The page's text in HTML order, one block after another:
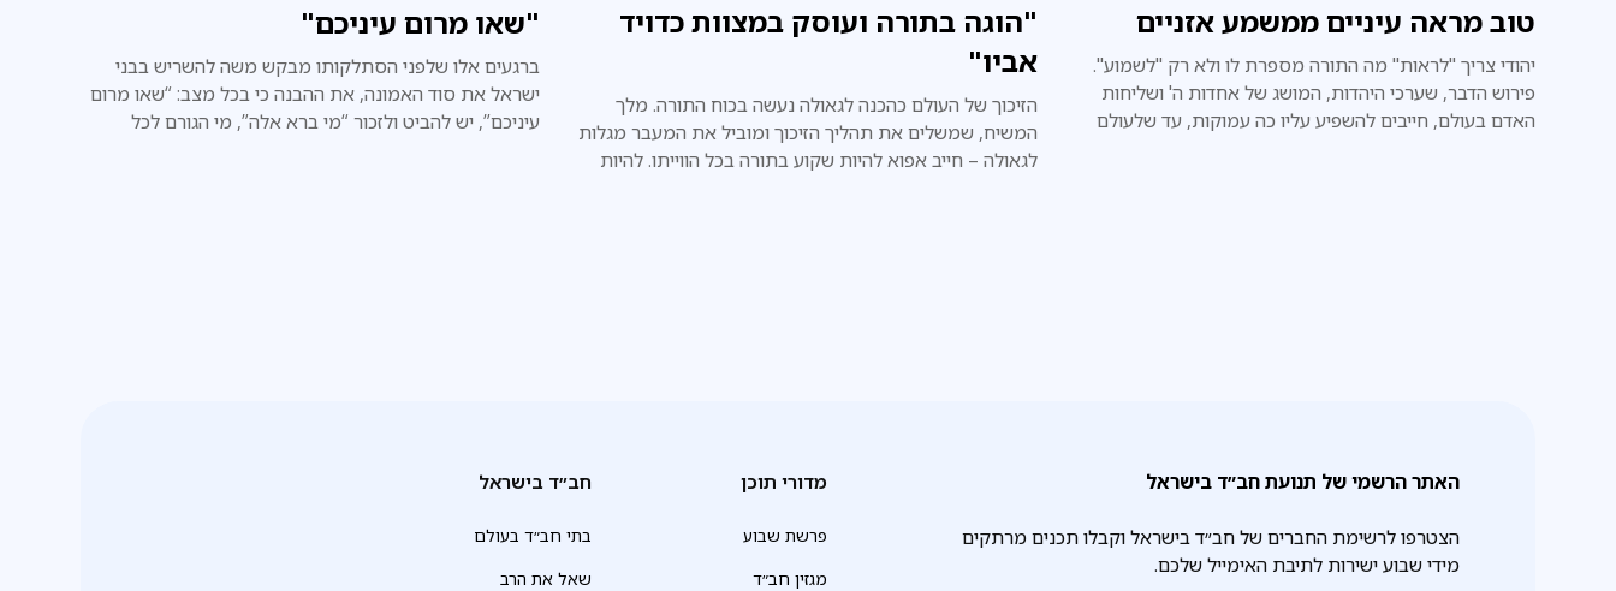
טוב מראה עיניים ממשמע אזניים
יהודי צריך "לראות" מה התורה מספרת לו ולא רק "לשמוע".
פירוש הדבר, שערכי היהדות, המושג של אחדות ה' ושליחות
האדם בעולם, חייבים להשפיע עליו כה עמוקות, עד שלעולם
"הוגה בתורה ועוסק במצוות כדויד
אביו"
הזיכוך של העולם כהכנה לגאולה נעשה בכוח התורה. מלך
המשיח, שמשלים את תהליך הזיכוך ומוביל את המעבר מגלות
לגאולה – חייב אפוא להיות שקוע בתורה בכל הווייתו. להיות
"שאו מרום עיניכם"
ברגעים אלו שלפני הסתלקותו מבקש משה להשריש בבני
ישראל את סוד האמונה, את ההבנה כי בכל מצב: “שאו מרום
עיניכם”, יש להביט ולזכור “מי ברא אלה”, מי הגורם לכל
האתר הרשמי של תנועת חב״ד בישראל
הצטרפו לרשימת החברים של חב״ד בישראל וקבלו תכנים מרתקים
מידי שבוע ישירות לתיבת האימייל שלכם.
מדורי תוכן
פרשת שבוע
מגזין חב״ד
חב״ד בישראל
בתי חב״ד בעולם
שאל את הרב